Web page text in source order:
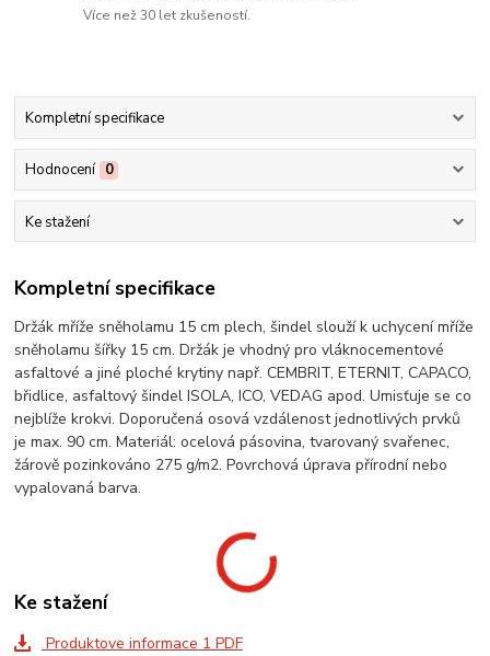
Více než 30 let zkušeností.
Kompletní specifikace
Hodnocení 0
Ke stažení
Kompletní specifikace
Držák mříže sněholamu 15 cm plech, šindel slouží k uchycení mříže
sněholamu šířky 15 cm. Držák je vhodný pro vláknocementové
asfaltové a jiné ploché krytiny např. CEMBRIT, ETERNIT, CAPACO,
břidlice, asfaltový šindel ISOLA, ICO, VEDAG apod. Umisťuje se co
nejblíže krokvi. Doporučená osová vzdálenost jednotlivých prvků
je max. 90 cm. Materiál: ocelová pásovina, tvarovaný svařenec,
žárově pozinkováno 275 g/m2. Povrchová úprava přírodní nebo
vypalovaná barva.
Ke stažení
Produktove informace 1 PDF